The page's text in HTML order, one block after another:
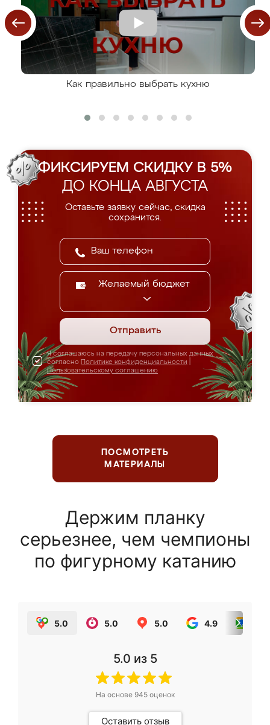
Как правильно выбрать кухню
ФИКСИРУЕМ СКИДКУ В 5%
ДО КОНЦА АВГУСТА
Оставьте заявку сейчас, скидка
сохранится.
Желаемый бюджет
Отправить
Я соглашаюсь на передачу персональных данных
согласно Политике конфиденциальности
Пользовательскому соглашению
ПОСМОТРЕТЬ
МАТЕРИАЛЫ
Держим планку
серьезнее, чем чемпионы
по фигурному катанию
5.0 5.0 5.0 4.9
5.0 из 5
На основе 945оценок
Оставить отзыв